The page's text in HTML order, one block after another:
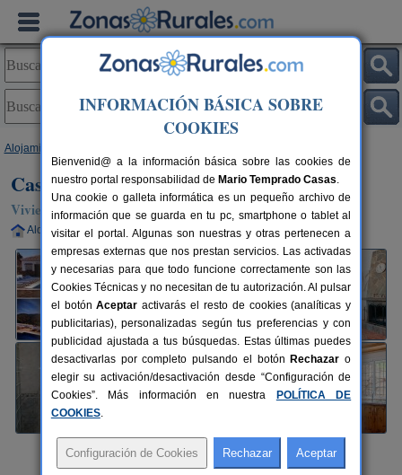
Alojamientos
Casa Sunset El Tejar
Vivienda turística en Almogía (Málaga)
Alquiler completo 2-10+4 plazas 26 km de Málaga
INFORMACIÓN BÁSICA SOBRE
COOKIES
Bienvenid@ a la información básica sobre las cookies de
nuestro portal responsabilidad de Mario Temprado Casas.
Una cookie o galleta informática es un pequeño archivo de
información que se guarda en tu pc, smartphone o tablet al
visitar el portal. Algunas son nuestras y otras pertenecen a
empresas externas que nos prestan servicios. Las activadas
y necesarias para que todo funcione correctamente son las
Cookies Técnicas y no necesitan de tu autorización. Al pulsar
el botónAceptar activarás el resto de cookies (analíticas y
publicitarias), personalizadas según tus preferencias y con
publicidad ajustada a tus búsquedas. Estas últimas puedes
desactivarlas por completo pulsando el botón Rechazar o
elegir su activación/desactivación desde “Configuración de
Cookies”. Más información en nuestra
POLÍTICA DE
COOKIES.